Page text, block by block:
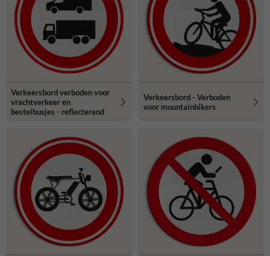
Verkeersbord verboden voor
vrachtverkeer en
bestelbusjes - reflecterend
Verkeersbord - Verboden
voor mountainbikers